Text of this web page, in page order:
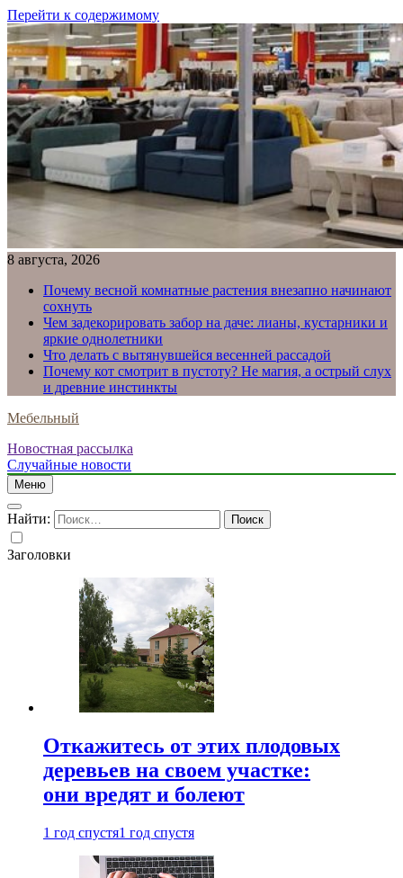
Перейти к содержимому
8 августа, 2026
Почему весной комнатные растения внезапно начинают
сохнуть
Чем задекорировать забор на даче: лианы, кустарники и
яркие однолетники
Что делать с вытянувшейся весенней рассадой
Почему кот смотрит в пустоту? Не магия, а острый слух
и древние инстинкты
Мебельный
Новостная рассылка
Случайные новости
Меню
Найти:
Заголовки
Откажитесь от этих плодовых
деревьев на своем участке:
они вредят и болеют
1 год спустя1 год спустя